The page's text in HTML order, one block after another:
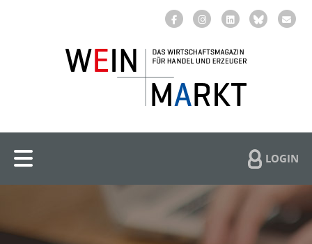
LOGIN